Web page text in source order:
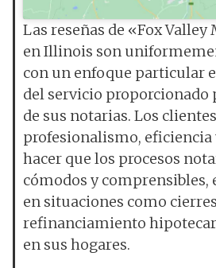
Las reseñas de «Fox
en Illinois son
con un enfoque particular
del servicio proporcionado
de sus notarias. Los
profesionalismo, eficiencia
hacer que los procesos
cómodos y comprensibles,
en situaciones como
refinanciamiento
en sus hogares.